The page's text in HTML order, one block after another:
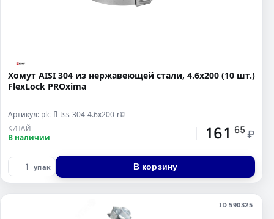
Хомут AISI 304 из нержавеющей стали, 4.6x200 (10 шт.)
FlexLock PROxima
Артикул: plc-fl-tss-304-4.6x200-r⧉
КИТАЙ
В наличии 161 65 ₽
упак В корзину
ID 590325